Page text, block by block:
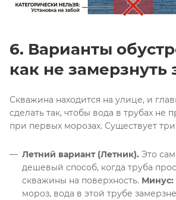
6. Варианты
как не замерзнуть
Скважина находится на улице, и
сделать так, чтобы вода в трубах не
при первых морозах. Существует
Летний вариант (Летник). Это
дешевый способ, когда труба
скважины на поверхность. Минус:
мороз, вода в этой трубе